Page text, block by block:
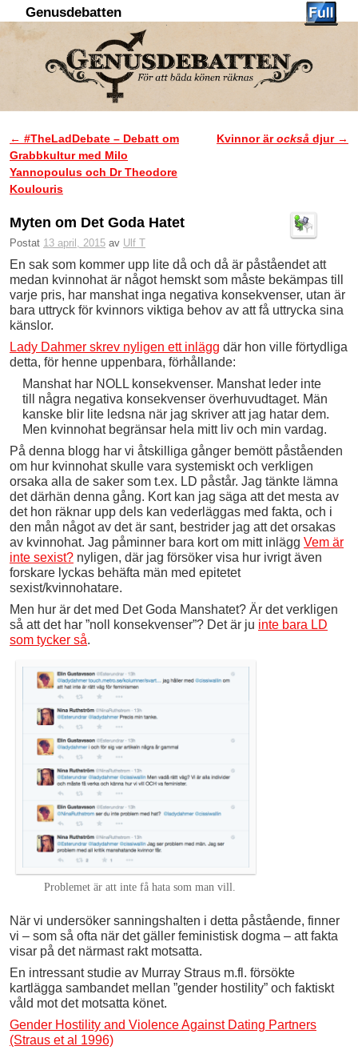
Genusdebatten
Inläggsnavigering
← #TheLadDebate – Debatt om
Grabbkultur med Milo
Yannopoulus och Dr Theodore
Koulouris
Kvinnor ärockså djur →
Myten om Det Goda Hatet
Postat 13 april, 2015 av Ulf T
En sak som kommer upp lite då och då är påståendet att
medan kvinnohat är något hemskt som måste bekämpas till
varje pris, har manshat inga negativa konsekvenser, utan är
bara uttryck för kvinnors viktiga behov av att få uttrycka sina
känslor.
Lady Dahmer skrev nyligen ett inlägg där hon ville förtydliga
detta, för henne uppenbara, förhållande:
Manshat har NOLL konsekvenser. Manshat leder inte
till några negativa konsekvenser överhuvudtaget. Män
kanske blir lite ledsna när jag skriver att jag hatar dem.
Men kvinnohat begränsar hela mitt liv och min vardag.
På denna blogg har vi åtskilliga gånger bemött påståenden
om hur kvinnohat skulle vara systemiskt och verkligen
orsaka alla de saker som t.ex. LD påstår. Jag tänkte lämna
det därhän denna gång. Kort kan jag säga att det mesta av
det hon räknar upp dels kan vederläggas med fakta, och i
den mån något av det är sant, bestrider jag att det orsakas
av kvinnohat. Jag påminner bara kort om mitt inlägg Vem är
inte sexist? nyligen, där jag försöker visa hur ivrigt även
forskare lyckas behäfta män med epitetet
sexist/kvinnohatare.
Men hur är det med Det Goda Manshatet? Är det verkligen
så att det har ”noll konsekvenser”? Det är ju inte bara LD
som tycker så.
Problemet är att inte få hata som man vill.
När vi undersöker sanningshalten i detta påstående, finner
vi – som så ofta när det gäller feministisk dogma – att fakta
visar på det närmast rakt motsatta.
En intressant studie av Murray Straus m.fl. försökte
kartlägga sambandet mellan ”gender hostility” och faktiskt
våld mot det motsatta könet.
Gender Hostility and Violence Against Dating Partners
(Straus et al 1996)